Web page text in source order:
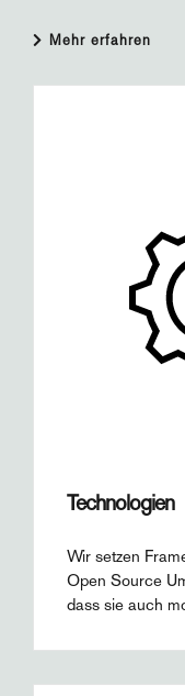
Mehr erfahren
Technologien
Wir setzen
Open Source
dass sie auch